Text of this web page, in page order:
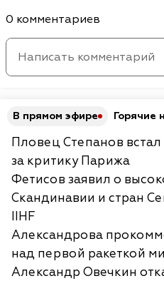
0 комментариев
В прямом эфире Горячие
Пловец Степанов
за критику Парижа
Фетисов заявил о
Скандинавии и стран
IIHF
Александрова
над первой ракеткой
Александр Овечкин